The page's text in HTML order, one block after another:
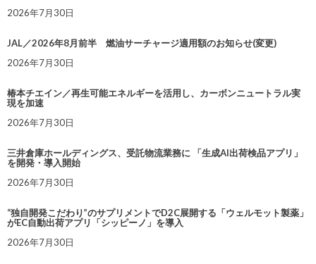
2026年7月30日
JAL／2026年8月前半 燃油サーチャージ適用額のお知らせ(変更)
2026年7月30日
椿本チエイン／再生可能エネルギーを活用し、カーボンニュートラル実
現を加速
2026年7月30日
三井倉庫ホールディングス、受託物流業務に 「生成AI出荷検品アプリ」
を開発・導入開始
2026年7月30日
“独自開発こだわり”のサプリメントでD2C展開する「ウェルモット製薬」
がEC自動出荷アプリ「シッピーノ」を導入
2026年7月30日